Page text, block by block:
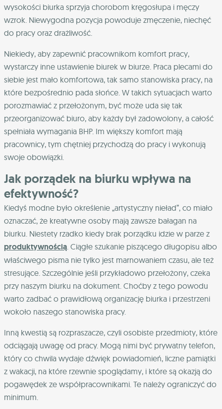
wysokości biurka sprzyja chorobom kręgosłupa i męczy
wzrok. Niewygodna pozycja powoduje zmęczenie, niechęć
do pracy oraz drażliwość.
Niekiedy, aby zapewnić pracownikom komfort pracy,
wystarczy inne ustawienie biurek w biurze. Praca plecami do
siebie jest mało komfortowa, tak samo stanowiska pracy, na
które bezpośrednio pada słońce. W takich sytuacjach warto
porozmawiać z przełożonym, być może uda się tak
przeorganizować biuro, aby każdy był zadowolony, a całość
spełniała wymagania BHP. Im większy komfort mają
pracownicy, tym chętniej przychodzą do pracy i wykonują
swoje obowiązki.
Jak porządek na biurku wpływa na
efektywność?
Kiedyś modne było określenie „artystyczny nieład”, co miało
oznaczać, że kreatywne osoby mają zawsze bałagan na
biurku. Niestety rzadko kiedy brak porządku idzie w parze z
produktywnością. Ciągłe szukanie piszącego długopisu albo
właściwego pisma nie tylko jest marnowaniem czasu, ale też
stresujące. Szczególnie jeśli przykładowo przełożony, czeka
przy naszym biurku na dokument. Choćby z tego powodu
warto zadbać o prawidłową organizację biurka i przestrzeni
wokoło naszego stanowiska pracy.
Inną kwestią są rozpraszacze, czyli osobiste przedmioty, które
odciągają uwagę od pracy. Mogą nimi być prywatny telefon,
który co chwila wydaje dźwięk powiadomień, liczne pamiątki
z wakacji, na które rzewnie spoglądamy, i które są okazją do
pogawędek ze współpracownikami. Te należy ograniczyć do
minimum.